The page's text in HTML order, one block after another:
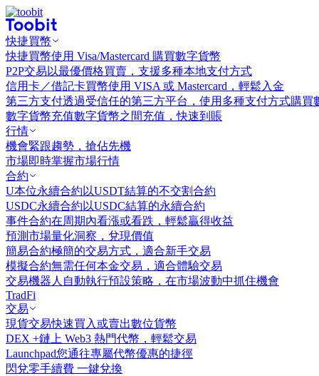
快捷買幣
快捷買幣使用 Visa/Mastercard 購買數字貨幣
P2P交易 以最優價格買賣，支援多種本地支付方式
信用卡／借記卡買幣使用 VISA 或 Mastercard，輕鬆入金
第三方支付透過受信任的第三方平台，使用多種支付方式購買
數字貨幣充值數字貨幣之間充值，快速到賬
行情
機會緊跟趨勢，搶佔先機
市場即時掌握市場行情
合約
U本位永續合約 以USDT結算的不交割合約
USDC永續合約 以USDC結算的永續合約
事件合約在周期內看漲或看跌，輕鬆贏得收益
預測市場量化洞察，兌現價值
簡易合約極簡的交易方式，適合新手交易
模擬合約無需任何本金交易，適合體驗交易
交易機器人 自動執行預設策略，在市場波動中抓住機會
TradFi
交易
現貨交易快速買入或賣出數位貨幣
DEX +鏈上 Web3 熱門代幣，輕鬆交易
Launchpad您通往專屬代幣優惠的捷徑
閃兌零手續費 一鍵兌換